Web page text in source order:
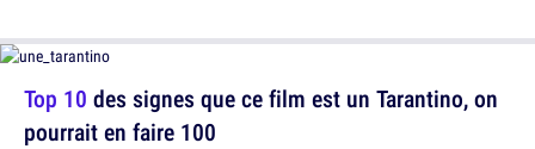
Top 10 des signes que ce film est un Tarantino, on
pourrait en faire 100